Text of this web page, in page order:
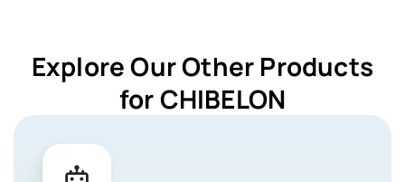
Explore Our Other Products
for CHIBELON